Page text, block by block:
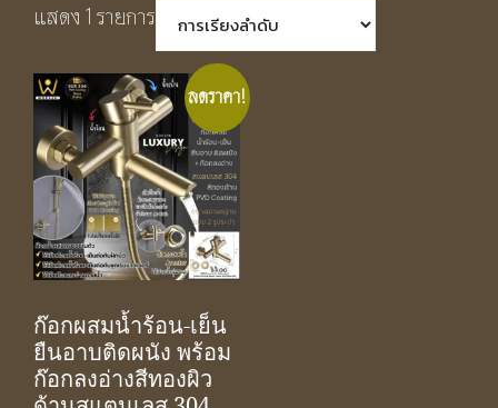
แสดง 1 รายการ
ลดราคา!
ก๊อกผสมน้ำร้อน-เย็น
ยืนอาบติดผนัง พร้อม
ก๊อกลงอ่างสีทองผิว